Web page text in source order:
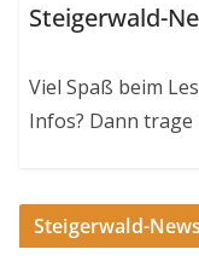
Steigerwald-
Viel Spaß beim
Infos? Dann
Steigerwald-